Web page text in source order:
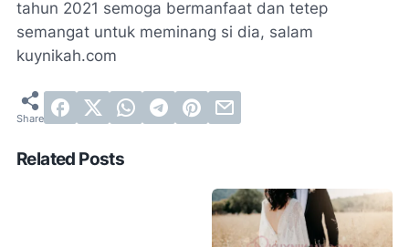
tahun 2021 semoga bermanfaat dan tetep
semangat untuk meminang si dia, salam
kuynikah.com
Related Posts